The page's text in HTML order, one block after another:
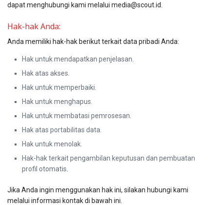
dapat menghubungi kami melalui media@scout.id.
Hak-hak Anda:
Anda memiliki hak-hak berikut terkait data pribadi Anda:
Hak untuk mendapatkan penjelasan.
Hak atas akses.
Hak untuk memperbaiki.
Hak untuk menghapus.
Hak untuk membatasi pemrosesan.
Hak atas portabilitas data.
Hak untuk menolak.
Hak-hak terkait pengambilan keputusan dan pembuatan
profil otomatis.
Jika Anda ingin menggunakan hak ini, silakan hubungi kami
melalui informasi kontak di bawah ini.